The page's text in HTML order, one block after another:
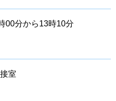
00分から13時10分
室